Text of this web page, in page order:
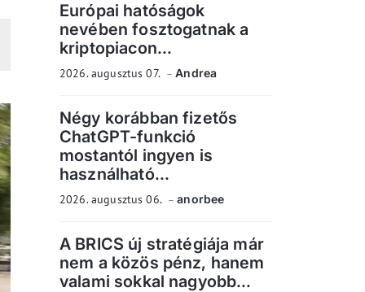
Európai hatóságok
nevében fosztogatnak a
kriptopiacon...
2026. augusztus 07. Andrea
Négy korábban fizetős
ChatGPT-funkció
mostantól ingyen is
használható...
2026. augusztus 06. anorbee
A BRICS új stratégiája már
nem a közös pénz, hanem
valami sokkal nagyobb...